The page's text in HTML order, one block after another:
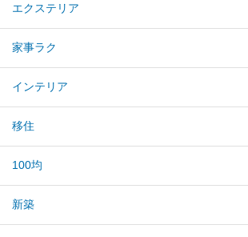
エクステリア
家事ラク
インテリア
移住
100均
新築